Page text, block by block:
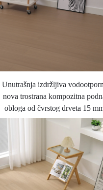
Unutrašnja izdržljiva
nova trostrana kompozitna
obloga od čvrstog drveta 15